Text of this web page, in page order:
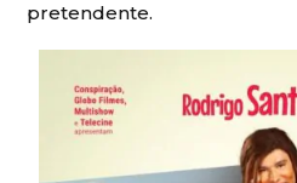
pretendente.